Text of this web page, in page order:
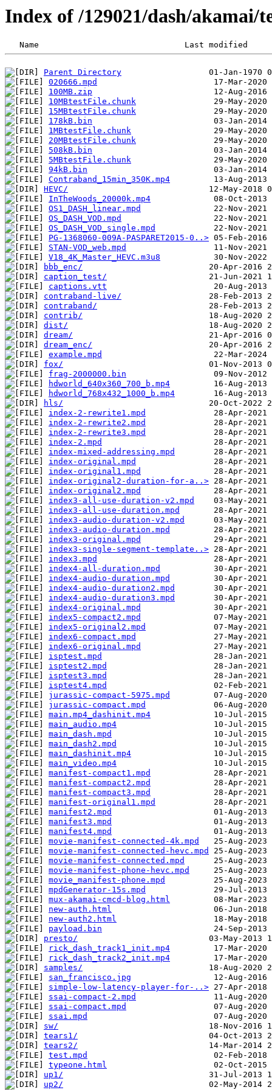
Index of /129021/dash/akamai/
Parent Directory
020666.mpd
100MB.zip
10MBtestFile.chunk
15MBtestFile.chunk
178kB.bin
1MBtestFile.chunk
20MBtestFile.chunk
508kB.bin
5MBtestFile.chunk
94kB.bin
Contraband_15min_350K.mp4
HEVC/
InTheWoods_20000k.mp4
OS1_DASH_linear.mpd
OS_DASH_VOD.mpd
OS_DASH_VOD_single.mpd
PG-1368060-009A-PASPARET2015-0..>
STAN-VOD_web.mpd
V18_4K_Master_HEVC.m3u8
bbb_enc/
caption_test/
captions.vtt
contraband-live/
contraband/
contrib/
dist/
dream/
dream_enc/
example.mpd
fox/
frag-2000000.bin
hdworld_640x360_700_b.mp4
hdworld_768x432_1000_b.mp4
hls/
index-2-rewrite1.mpd
index-2-rewrite2.mpd
index-2-rewrite3.mpd
index-2.mpd
index-mixed-addressing.mpd
index-original.mpd
index-original1.mpd
index-original2-duration-for-a..>
index-original2.mpd
index3-all-use-duration-v2.mpd
index3-all-use-duration.mpd
index3-audio-duration-v2.mpd
index3-audio-duration.mpd
index3-original.mpd
index3-single-segment-template..>
index3.mpd
index4-all-duration.mpd
index4-audio-duration.mpd
index4-audio-duration2.mpd
index4-audio-duration3.mpd
index4-original.mpd
index5-compact2.mpd
index5-original2.mpd
index6-compact.mpd
index6-original.mpd
isptest.mpd
isptest2.mpd
isptest3.mpd
isptest4.mpd
jurassic-compact-5975.mpd
jurassic-compact.mpd
main.mp4_dashinit.mp4
main_audio.mp4
main_dash.mpd
main_dash2.mpd
main_dashinit.mp4
main_video.mp4
manifest-compact1.mpd
manifest-compact2.mpd
manifest-compact3.mpd
manifest-original1.mpd
manifest2.mpd
manifest3.mpd
manifest4.mpd
movie-manifest-connected-4k.mpd
movie-manifest-connected-hevc.mpd
movie-manifest-connected.mpd
movie-manifest-phone-hevc.mpd
movie_manifest-phone.mpd
mpdGenerator-15s.mpd
mux-akamai-cmcd-blog.html
new-auth.html
new-auth2.html
payload.bin
presto/
rick_dash_track1_init.mp4
rick_dash_track2_init.mp4
samples/
san_francisco.jpg
simple-low-latency-player-for-..>
ssai-compact-2.mpd
ssai-compact.mpd
ssai.mpd
sw/
tears1/
tears2/
test.mpd
typeone.html
up1/
up2/